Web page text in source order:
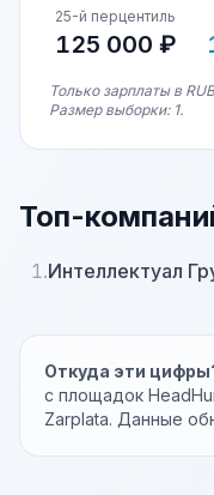
25-й перцентиль
125 000 ₽
Только зарплаты в
Размер выборки: 1.
Топ-
1.Интеллектуал
Откуда эти
с площадок
Zarplata. Данные